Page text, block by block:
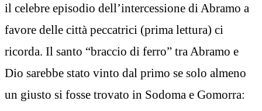
il celebre episodio dell’intercessione di Abramo a
favore delle città peccatrici (prima lettura) ci
ricorda. Il santo “braccio di ferro” tra Abramo e
Dio sarebbe stato vinto dal primo se solo almeno
un giusto si fosse trovato in Sodoma e Gomorra: